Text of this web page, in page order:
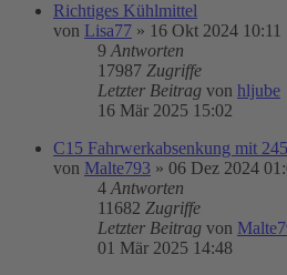
Richtiges Kühlmittel
von Lisa77 » 16 Okt 2024 10:11
9 Antworten
17987 Zugriffe
Letzter Beitrag von hljube
16 Mär 2025 15:02
C15 Fahrwerkabsenkung mit
von Malte793 » 06 Dez 2024
4 Antworten
11682 Zugriffe
Letzter Beitrag von
01 Mär 2025 14:48